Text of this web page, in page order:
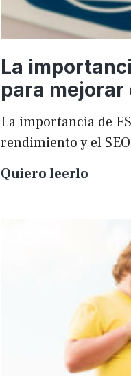
La
para mejorar
La importancia de
rendimiento y el SEO
Quiero leerlo
para
el